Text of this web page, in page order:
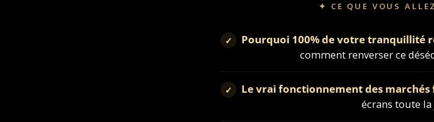
✦ CE QUE VOUS
✓ Pourquoi 100% de votre tranquillité
comment renverser ce
✓ Le vrai fonctionnement des marchés
écrans toute